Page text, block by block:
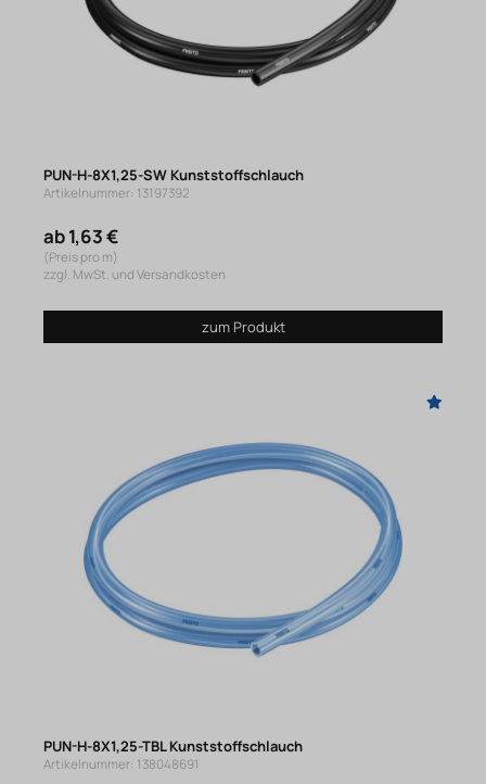
PUN-H-8X1,25-SW Kunststoffschlauch
Artikelnummer: 13197392
ab 1,63 €
(Preis pro m)
zzgl. MwSt. und Versandkosten
zum Produkt
PUN-H-8X1,25-TBL Kunststoffschlauch
Artikelnummer: 138048691